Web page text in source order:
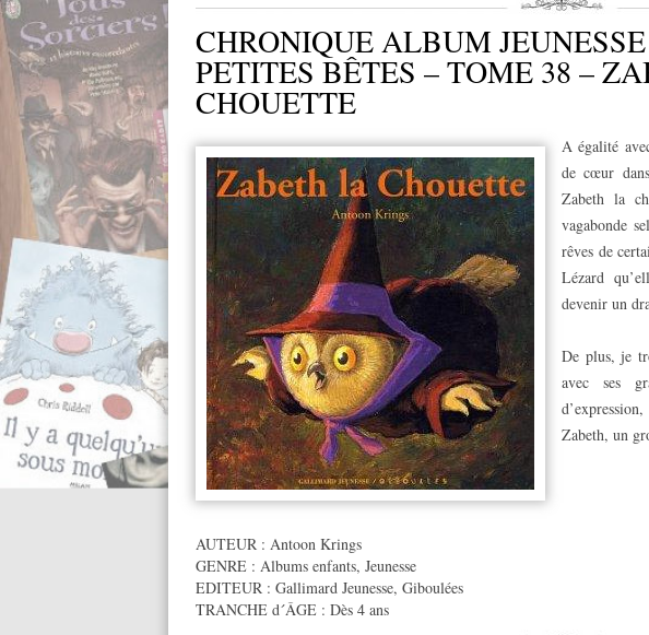
CHRONIQUE ALBUM
PETITES BÊTES – TOME 38 –
CHOUETTE
A égalité
de cœur
Zabeth la
vagabonde
rêves de
Lézard
devenir un
De plus, je
avec ses
Zabeth, un
AUTEUR : Antoon Krings
GENRE : Albums enfants, Jeunesse
EDITEUR : Gallimard Jeunesse, Giboulées
TRANCHE d´ÂGE : Dès 4 ans